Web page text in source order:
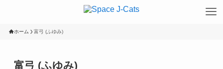
ホーム 富弓 (ふゆみ)
富弓 (ふゆみ)